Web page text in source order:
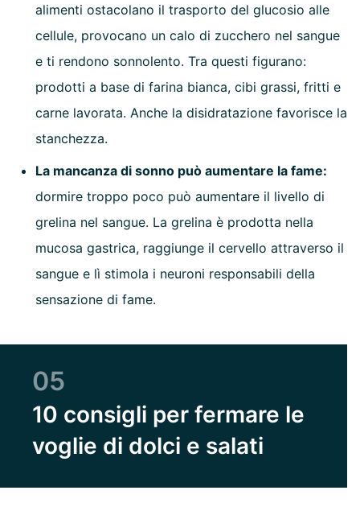
alimenti ostacolano il trasporto del glucosio alle
cellule, provocano un calo di zucchero nel sangue
e ti rendono sonnolento. Tra questi figurano:
prodotti a base di farina bianca, cibi grassi, fritti e
carne lavorata. Anche la disidratazione favorisce la
stanchezza.
La mancanza di sonno può aumentare la fame:
dormire troppo poco può aumentare il livello di
grelina nel sangue. La grelina è prodotta nella
mucosa gastrica, raggiunge il cervello attraverso il
sangue e lì stimola i neuroni responsabili della
sensazione di fame.
05
10 consigli per fermare le
voglie di dolci e salati